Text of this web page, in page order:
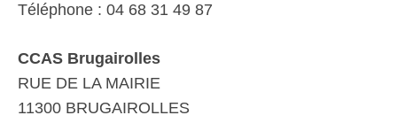
Téléphone : 04 68 31 49 87
CCAS Brugairolles
RUE DE LA MAIRIE
11300 BRUGAIROLLES